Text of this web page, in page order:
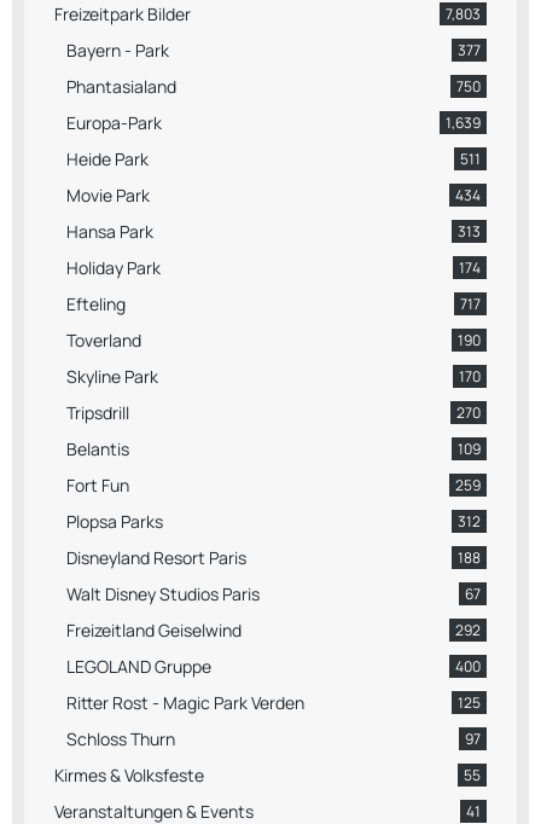
Freizeitpark Bilder 7,803
Bayern - Park 377
Phantasialand 750
Europa-Park 1,639
Heide Park 511
Movie Park 434
Hansa Park 313
Holiday Park 174
Efteling 717
Toverland 190
Skyline Park 170
Tripsdrill 270
Belantis 109
Fort Fun 259
Plopsa Parks 312
Disneyland Resort Paris 188
Walt Disney Studios Paris 67
Freizeitland Geiselwind 292
LEGOLAND Gruppe 400
Ritter Rost - Magic Park Verden 125
Schloss Thurn 97
Kirmes & Volksfeste 55
Veranstaltungen & Events 41